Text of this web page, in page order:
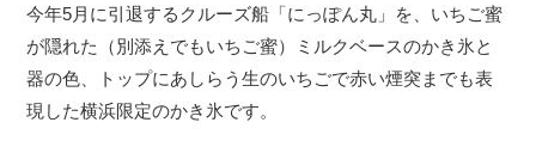
今年5月に引退するクルーズ船「にっぽん丸」を、いちご蜜
が隠れた（別添えでもいちご蜜）ミルクベースのかき氷と
器の色、トップにあしらう生のいちごで赤い煙突までも表
現した横浜限定のかき氷です。